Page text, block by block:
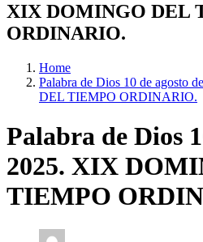
XIX DOMINGO DEL
ORDINARIO.
Home
Palabra de Dios 10 de agosto
DEL TIEMPO ORDINARIO.
Palabra de Dios
2025. XIX
TIEMPO